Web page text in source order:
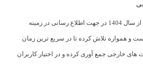
سایت مجله هوش مصنوعی از سال 1404 در جهت اطلاع رسانی در زمینه
و همواره تلاش کرده تا در سریع ترین زمان
های خارجی جمع آوری کرده و در اختیار کاربران